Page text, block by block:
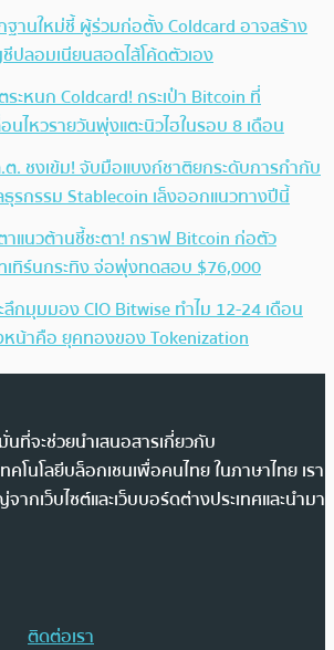
านใหม่ชี้ ผู้ร่วมก่อตั้ง Coldcard อาจสร้าง
ปลอมเนียนสอดไส้โค้ดตัวเอง
ะหนก Coldcard! กระเป๋า Bitcoin ที่
นไหวรายวันพุ่งแตะนิวไฮในรอบ 8 เดือน
. ชงเข้ม! จับมือแบงก์ชาติยกระดับการกำกับ
รกรรม Stablecoin เล็งออกแนวทางปีนี้
แนวต้านชี้ชะตา! กราฟ Bitcoin ก่อตัว
เทิร์นกระทิง จ่อพุ่งทดสอบ $76,000
ลึกมุมมอง CIO Bitwise ทำไม 12-24 เดือน
หน้าคือ ยุคทองของ Tokenization
ที่จะช่วยนำเสนอสารเกี่ยวกับ
คโนโลยีบล็อกเชนเพื่อคนไทย ในภาษาไทย เรา
กเว็บไซต์และเว็บบอร์ดต่างประเทศและนำมา
ติดต่อเรา